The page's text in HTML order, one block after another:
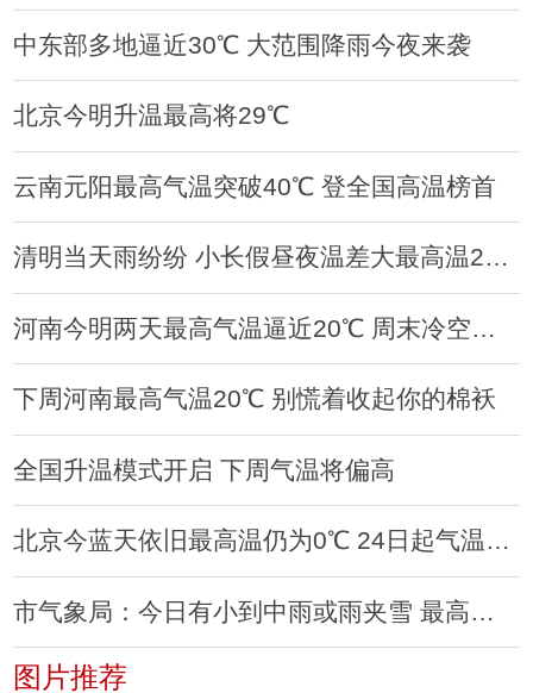
中东部多地逼近30℃ 大范围降雨今夜来袭
北京今明升温最高将29℃
云南元阳最高气温突破40℃ 登全国高温榜首
清明当天雨纷纷 小长假昼夜温差大最高温24℃
河南今明两天最高气温逼近20℃ 周末冷空气来袭降温4℃
下周河南最高气温20℃ 别慌着收起你的棉袄
全国升温模式开启 下周气温将偏高
北京今蓝天依旧最高温仍为0℃ 24日起气温回升
市气象局：今日有小到中雨或雨夹雪 最高气温3℃
图片推荐